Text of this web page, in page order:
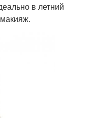
в летний